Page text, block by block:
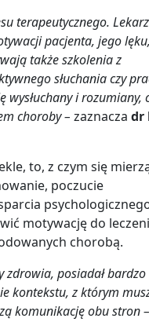
terapeutycznego.
pacjenta, jego
także szkolenia z
słuchania czy
i rozumiany,
choroby – zaznacza dr
to, z czym się
poczucie
motywację do
chorobą.
zdrowia, posiadał
kontekstu, z którym
komunikację obu stron –